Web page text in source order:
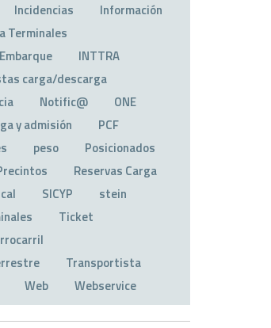
Incidencias
Información
Terminales
INTTRA
carga/descarga
Notific@
ONE
y admisión
PCF
peso
Posicionados
Reservas Carga
SICYP
stein
Ticket
Transportista
Web Webservice